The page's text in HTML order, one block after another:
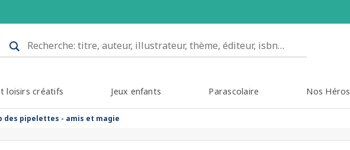
loisirs créatifs Jeux enfants Parascolaire Nos Héros
des pipelettes - amis et magie